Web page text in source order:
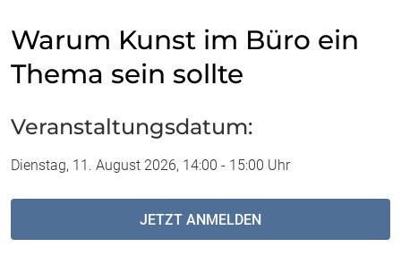
Warum Kunst im Büro ein
Thema sein sollte
Veranstaltungsdatum:
Dienstag, 11. August 2026, 14:00 - 15:00 Uhr
JETZT ANMELDEN